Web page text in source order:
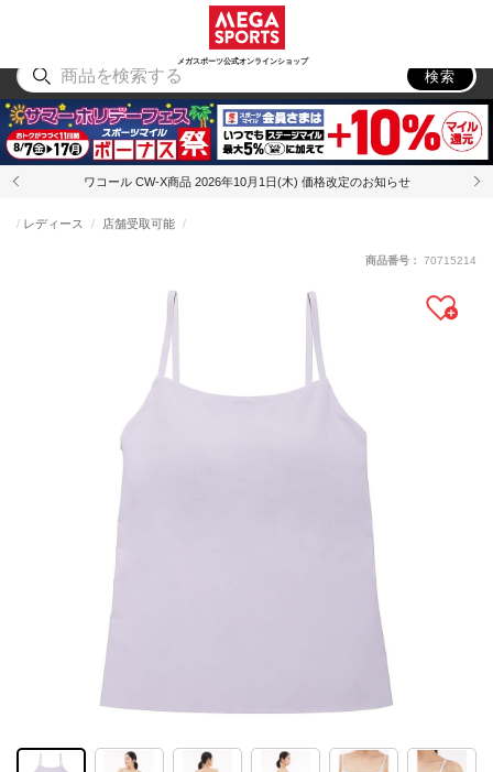
メガスポーツ公式オンラインショップ
アウトドア
検索
ワコール CW-X商品 2026年10月1日(木) 価格改定のお知らせ
レディース 店舗受取可能
商品番号： 70715214